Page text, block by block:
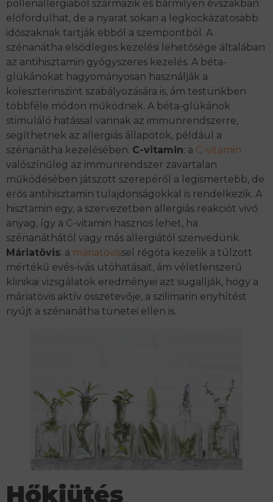
pollenallergiából származik és bármilyen évszakban
előfordulhat, de a nyarat sokan a legkockázatosabb
időszaknak tartják ebből a szempontból. A
szénanátha elsődleges kezelési lehetősége általában
az antihisztamin gyógyszeres kezelés. A béta-
glükánokat hagyományosan használják a
koleszterinszint szabályozására is, ám testünkben
többféle módon működnek. A béta-glükánok
stimuláló hatással vannak az immunrendszerre,
segíthetnek az allergiás állapotok, például a
szénanátha kezelésében. C-vitamin: a C-vitamin
valószínűleg az immunrendszer zavartalan
működésében játszott szerepéről a legismertebb, de
erős antihisztamin tulajdonságokkal is rendelkezik. A
hisztamin egy, a szervezetben allergiás reakciót vivő
anyag, így a C-vitamin hasznos lehet, ha
szénanáthától vagy más allergiától szenvedünk.
Máriatövis: a máriatövissel régóta kezelik a túlzott
mértékű evés-ivás utóhatásait, ám véletlenszerű
klinikai vizsgálatok eredményei azt sugallják, hogy a
máriatövis aktív összetevője, a szilimarin enyhítést
nyújt a szénanátha tünetei ellen is.
Hőkiütés